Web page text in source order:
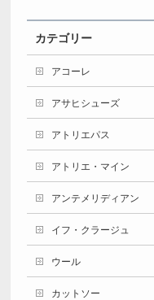
カテゴリー
アコーレ
アサヒシューズ
アトリエパス
アトリエ・マイン
アンテメリディアン
イフ・クラージュ
ウール
カットソー